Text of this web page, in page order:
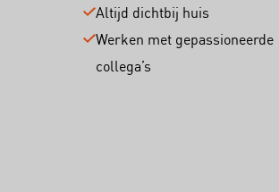
Altijd dichtbij huis
Werken met gepassioneerde
collega’s